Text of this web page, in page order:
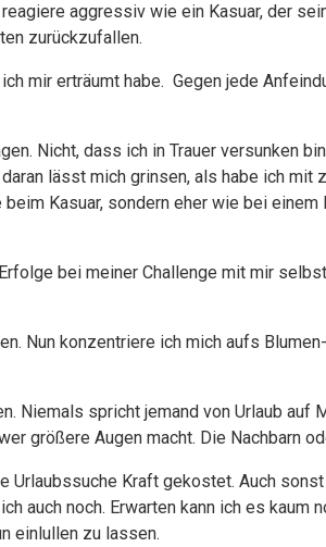
aggressiv wie ein Kasuar, der
zurückzufallen.
mir erträumt habe. Gegen jede
Nicht, dass ich in Trauer versunken
lässt mich grinsen, als habe ich mit
Kasuar, sondern eher wie bei einem
bei meiner Challenge mit mir
Nun konzentriere ich mich aufs
Niemals spricht jemand von Urlaub auf
größere Augen macht. Die Nachbarn
Urlaubssuche Kraft gekostet. Auch
auch noch. Erwarten kann ich es kaum
einlullen zu lassen.